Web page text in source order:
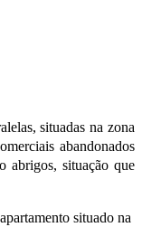
situadas na zona
abandonados
abrigos, situação que
situado na